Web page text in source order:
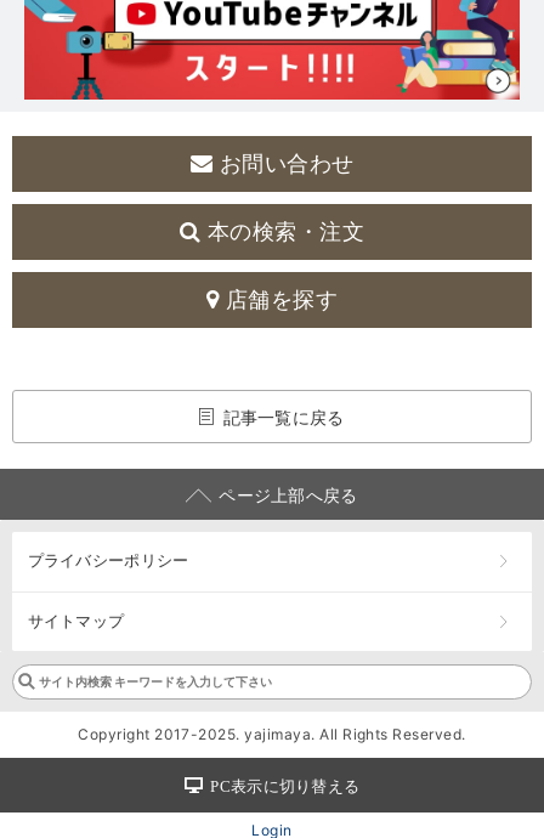
お問い合わせ
本の検索・注文
店舗を探す
記事一覧に戻る
ページ上部へ戻る
プライバシーポリシー
サイトマップ
Copyright 2017-2025. yajimaya. All Rights Reserved.
PC表示に切り替える
Login